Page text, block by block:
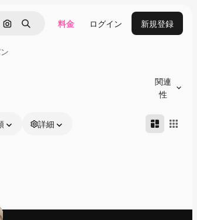
画像で検索
検索 料金 ログイン 新規登録
関連
性
詳細